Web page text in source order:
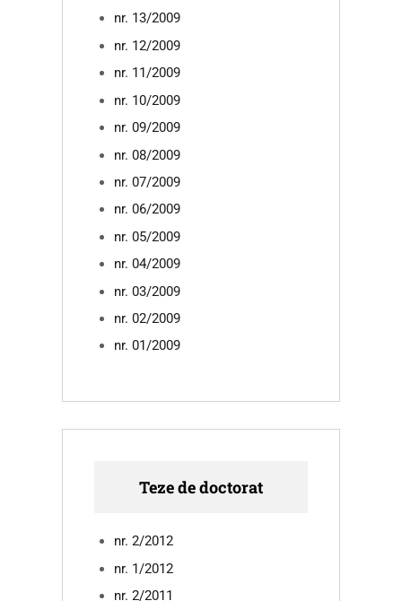
nr. 13/2009
nr. 12/2009
nr. 11/2009
nr. 10/2009
nr. 09/2009
nr. 08/2009
nr. 07/2009
nr. 06/2009
nr. 05/2009
nr. 04/2009
nr. 03/2009
nr. 02/2009
nr. 01/2009
Teze de doctorat
nr. 2/2012
nr. 1/2012
nr. 2/2011